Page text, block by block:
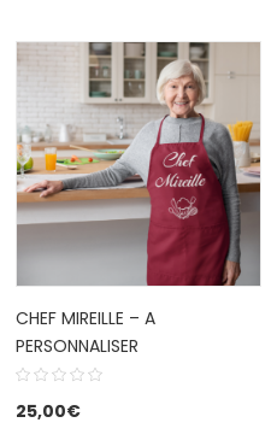
CHEF MIREILLE – A
PERSONNALISER
25,00€